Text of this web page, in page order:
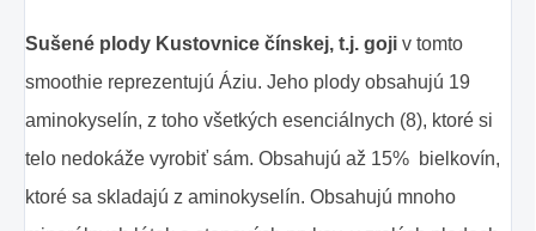
Sušené plody Kustovnice čínskej, t.j. goji v tomto
smoothie reprezentujú Áziu. Jeho plody obsahujú 19
aminokyselín, z toho všetkých esenciálnych (8), ktoré si
telo nedokáže vyrobiť sám. Obsahujú až 15% bielkovín,
ktoré sa skladajú z aminokyselín. Obsahujú mnoho